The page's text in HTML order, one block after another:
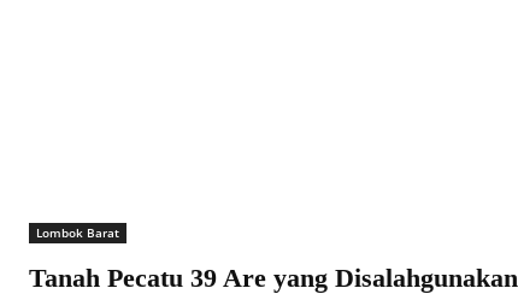
Lombok Barat
Tanah Pecatu 39 Are yang Disalahgunakan